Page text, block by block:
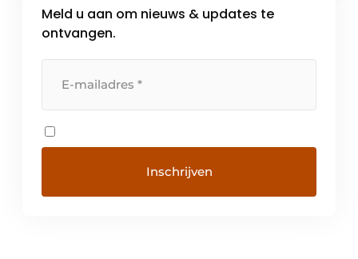
Meld u aan om nieuws & updates te
ontvangen.